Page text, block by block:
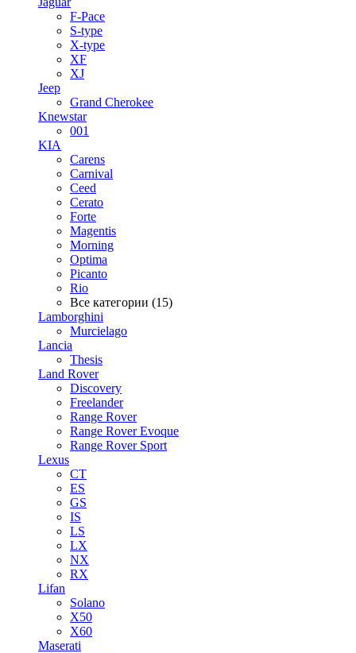
F-Pace
S-type
X-type
XF
XJ
Jeep
Grand Cherokee
Knewstar
001
KIA
Carens
Carnival
Ceed
Cerato
Forte
Magentis
Morning
Optima
Picanto
Rio
Все категории (15)
Lamborghini
Murcielago
Lancia
Thesis
Land Rover
Discovery
Freelander
Range Rover
Range Rover Evoque
Range Rover Sport
Lexus
CT
ES
GS
IS
LS
LX
NX
RX
Lifan
Solano
X50
X60
Maserati